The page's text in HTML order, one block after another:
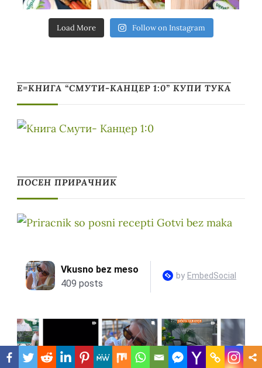
Load More Follow on Instagram
Е=КНИГА “СМУТИ-КАНЦЕР 1:0” КУПИ ТУКА
ПОСЕН ПРИРАЧНИК